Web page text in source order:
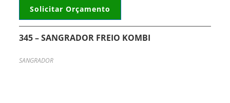
Solicitar Orçamento
345 – SANGRADOR FREIO KOMBI
SANGRADOR